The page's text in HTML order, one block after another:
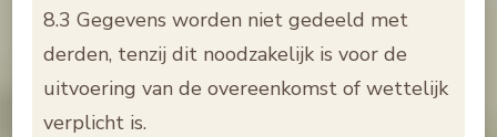
8.3 Gegevens worden niet gedeeld met
derden, tenzij dit noodzakelijk is voor de
uitvoering van de overeenkomst of wettelijk
verplicht is.